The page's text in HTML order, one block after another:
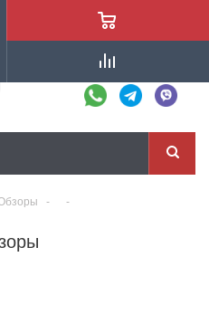
+7 (831) 224-88-47
- -